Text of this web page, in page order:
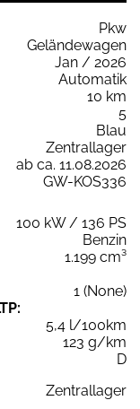
Pkw
Geländewagen
Jan / 2026
Automatik
10 km
5
Blau
Zentrallager
ab ca. 11.08.2026
GW-KOS336
100 kW / 136 PS
Benzin
1.199 cm³
1 (None)
5,4 l/100km
123 g/km
D
Zentrallager